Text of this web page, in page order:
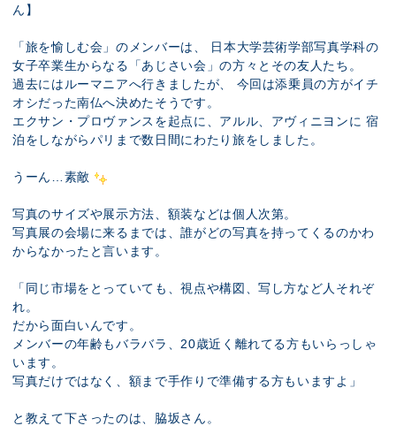
ん】
「旅を愉しむ会」のメンバーは、 日本大学芸術学部写真学科の
女子卒業生からなる「あじさい会」の方々とその友人たち。
過去にはルーマニアへ行きましたが、 今回は添乗員の方がイチ
オシだった南仏へ決めたそうです。
エクサン・プロヴァンスを起点に、アルル、アヴィニヨンに 宿
泊をしながらパリまで数日間にわたり旅をしました。
うーん…素敵
写真のサイズや展示方法、額装などは個人次第。
写真展の会場に来るまでは、誰がどの写真を持ってくるのかわ
からなかったと言います。
「同じ市場をとっていても、視点や構図、写し方など人それぞ
れ。
だから面白いんです。
メンバーの年齢もバラバラ、20歳近く離れてる方もいらっしゃ
います。
写真だけではなく、額まで手作りで準備する方もいますよ」
と教えて下さったのは、脇坂さん。